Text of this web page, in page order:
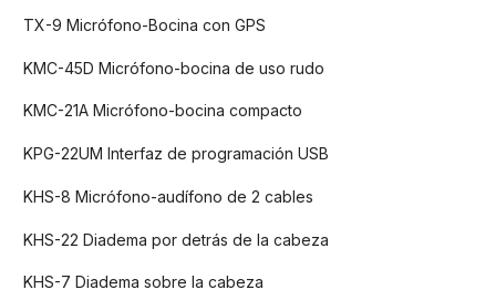
TX-9 Micrófono-Bocina con GPS
KMC-45D Micrófono-bocina de uso rudo
KMC-21A Micrófono-bocina compacto
KPG-22UM Interfaz de programación USB
KHS-8 Micrófono-audífono de 2 cables
KHS-22 Diadema por detrás de la cabeza
KHS-7 Diadema sobre la cabeza